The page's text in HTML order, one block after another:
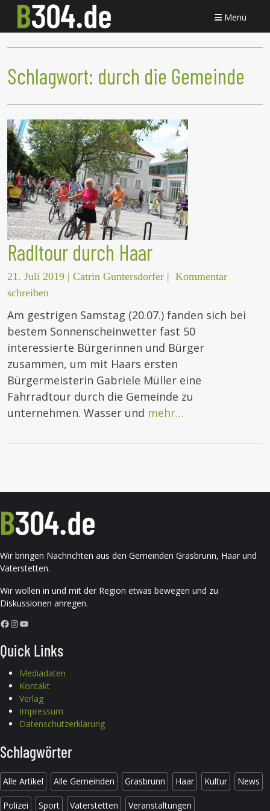
Menü
Schlagwort: durch die Gemeinde
Radltour durch Haar
21. Juli 2019 | Catrin Guntersdorfer | Kommentar
schreiben
Am gestrigen Samstag (20.07.) fanden sich bei
bestem Sonnenscheinwetter fast 50
interessierte Bürgerinnen und Bürger
zusammen, um mit Haars ersten
Bürgermeisterin Gabriele Müller eine
Fahrradtour durch die Gemeinde zu
unternehmen. Wasser und mehr…
Wir bringen Nachrichten aus den Gemeinden Grasbrunn, Haar und
Vaterstetten.
Wir wollen in und mit der Region etwas bewegen und zu
Diskussionen anregen.
Facebook InstagramYouTube
Quick Links
Mediadaten
Kontakt
Verlag
Impressum
Datenschutzerklärung
Schlagwörter
Alle Artikel Alle Gemeinden Grasbrunn Haar Kultur News
Polizei Sport Vaterstetten Veranstaltungen